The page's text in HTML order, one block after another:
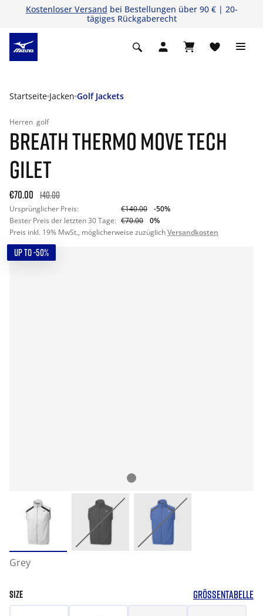
Kostenloser Versand bei Bestellungen über 90 € | 20-
tägiges Rückgaberecht
Startseite Jacken Golf Jackets
Herren golf
BREATH THERMO MOVE TECH
GILET
€70.00 140.00
Ursprünglicher Preis: €140.00
-50%
Bester Preis der letzten 30 Tage: €70.00
0%
Preis inkl. 19% MwSt., möglicherweise zuzüglichVersandkosten
UP TO -50%
Grey
SIZE GRÖSSENTABELLE